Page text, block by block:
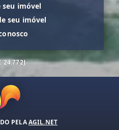
seu imóvel
seu imóvel
24.772J
PELAAGIL.NET